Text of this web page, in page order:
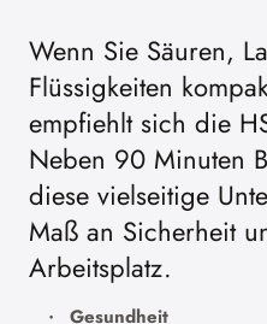
Wenn Sie Säuren,
Flüssigkeiten
empfiehlt sich die
Neben 90 Minuten
diese vielseitige
Maß an Sicherheit
Arbeitsplatz.
Gesundheit